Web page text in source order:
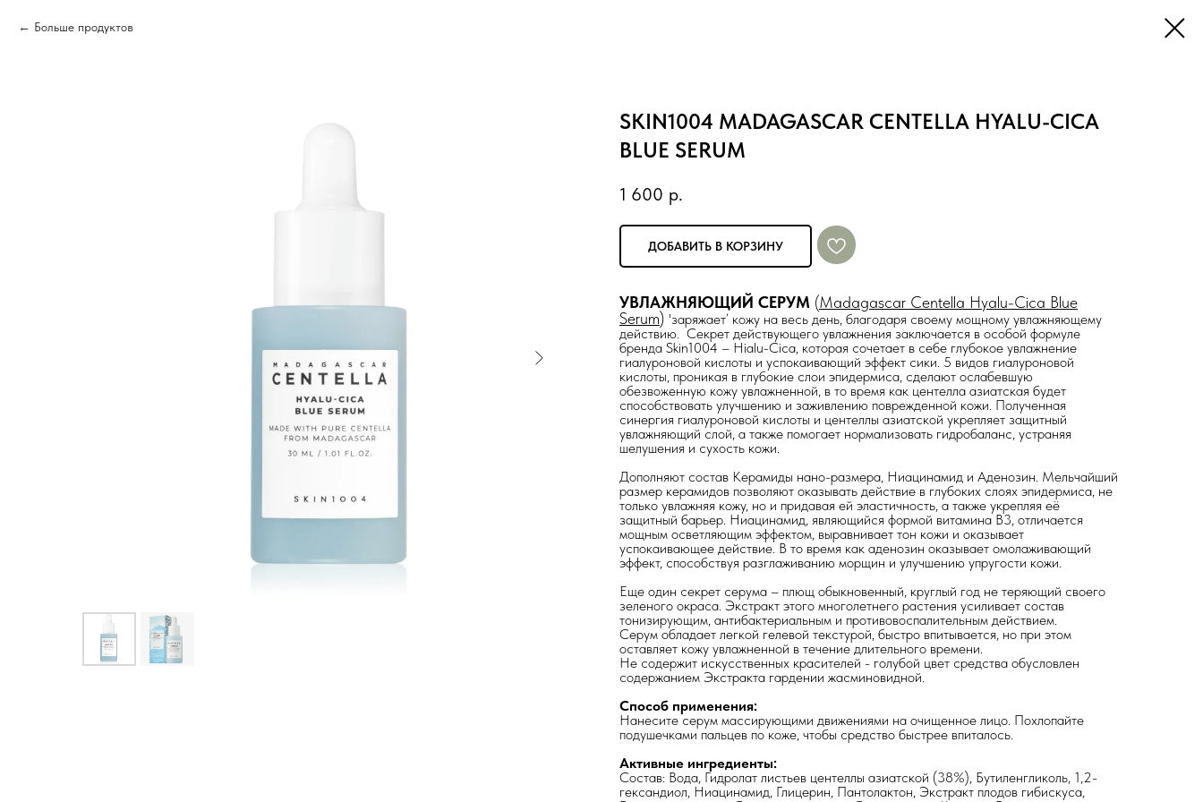
Больше продуктов
SKIN1004 MADAGASCAR CENTELLA HYALU-CICA
BLUE SERUM
1 600 р.
ДОБАВИТЬ В КОРЗИНУ
УВЛАЖНЯЮЩИЙ СЕРУМ (Madagascar Centella Hyalu-Cica Blue
Serum) 'заряжает’ кожу на весь день, благодаря своему мощному увлажняющему
действию. Секрет действующего увлажнения заключается в особой формуле
бренда Skin1004 – Hialu-Cica, которая сочетает в себе глубокое увлажнение
гиалуроновой кислоты и успокаивающий эффект сики. 5 видов гиалуроновой
кислоты, проникая в глубокие слои эпидермиса, сделают ослабевшую
обезвоженную кожу увлажненной, в то время как центелла азиатская будет
способствовать улучшению и заживлению поврежденной кожи. Полученная
синергия гиалуроновой кислоты и центеллы азиатской укрепляет защитный
увлажняющий слой, а также помогает нормализовать гидробаланс, устраняя
шелушения и сухость кожи.
Дополняют состав Керамиды нано-размера, Ниацинамид и Аденозин. Мельчайший
размер керамидов позволяют оказывать действие в глубоких слоях эпидермиса, не
только увлажняя кожу, но и придавая ей эластичность, а также укрепляя её
защитный барьер. Ниацинамид, являющийся формой витамина В3, отличается
мощным осветляющим эффектом, выравнивает тон кожи и оказывает
успокаивающее действие. В то время как аденозин оказывает омолаживающий
эффект, способствуя разглаживанию морщин и улучшению упругости кожи.
Еще один секрет серума – плющ обыкновенный, круглый год не теряющий своего
зеленого окраса. Экстракт этого многолетнего растения усиливает состав
тонизирующим, антибактериальным и противовоспалительным действием.
Серум обладает легкой гелевой текстурой, быстро впитывается, но при этом
оставляет кожу увлажненной в течение длительного времени.
Не содержит искусственных красителей - голубой цвет средства обусловлен
содержанием Экстракта гардении жасминовидной.
Способ применения:
Нанесите серум массирующими движениями на очищенное лицо. Похлопайте
подушечками пальцев по коже, чтобы средство быстрее впиталось.
Активные ингредиенты:
Состав: Вода, Гидролат листьев центеллы азиатской (38%), Бутиленгликоль, 1,2-
гександиол, Ниацинамид, Глицерин, Пантолактон, Экстракт плодов гибискуса,